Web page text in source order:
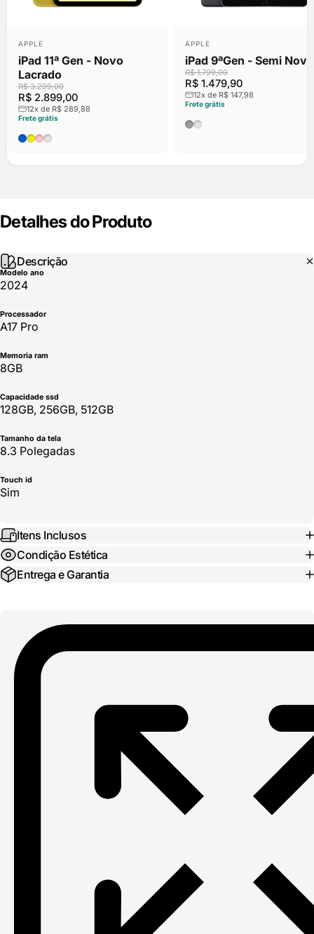
Fornecedor:
APPLE
iPad 11ª Gen - Novo
Lacrado
R$ 3.299,00
R$ 2.899,00
12x de R$ 289,88
Frete grátis
Azul
Amarelo
RosaPrata
Fornecedor:
APPLE
iPad 9ªGen - Semi Novo
R$ 1.799,00
R$ 1.479,90
12x de R$ 147,98
Frete grátis
Cinza Espacial
Prata
DetalhesdoProduto
Descrição
Modelo ano
2024
Processador
A17 Pro
Memoria ram
8GB
Capacidade ssd
128GB, 256GB, 512GB
Tamanho da tela
8.3 Polegadas
Touch id
Sim
Itens Inclusos
Condição Estética
Entrega e Garantia